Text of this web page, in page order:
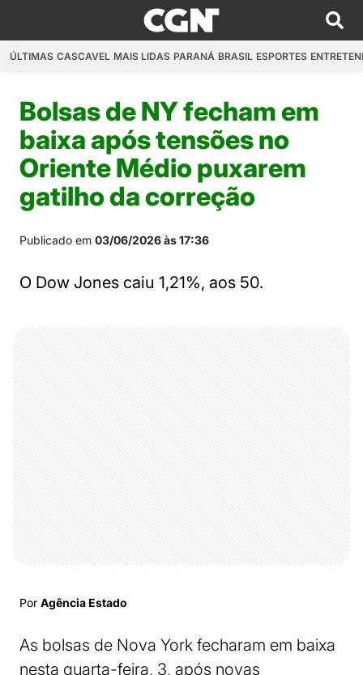
ÚLTIMAS CASCAVEL MAIS LIDAS PARANÁ BRASIL ESPORTES
Bolsas de NY fecham em
baixa após tensões no
Oriente Médio puxarem
gatilho da correção
Publicado em 03/06/2026 às 17:36
O Dow Jones caiu 1,21%, aos 50.
Por Agência Estado
As bolsas de Nova York fecharam em baixa
nesta quarta-feira, 3, após novas